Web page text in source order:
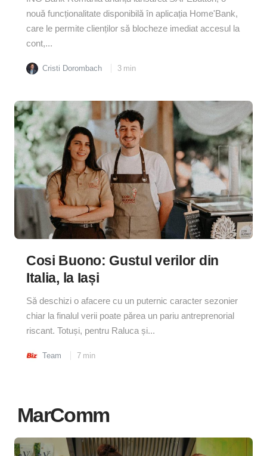
nouă funcționalitate disponibilă în aplicația Home'Bank,
care le permite clienților să blocheze imediat accesul la
cont,...
Cristi Dorombach 3 min
Cosi Buono: Gustul verilor din
Italia, la Iași
Să deschizi o afacere cu un puternic caracter sezonier
chiar la finalul verii poate părea un pariu antreprenorial
riscant. Totuși, pentru Raluca și...
Team 7 min
MarComm